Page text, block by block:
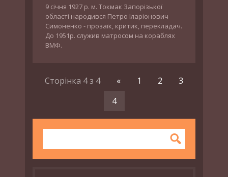
9 січня 1927 р. м. Токмак Запорізької
області народився Петро Іларіонович
Симоненко - прозаїк, критик, перекладач.
До 1951р. служив матросом на кораблях
ВМФ.
Сторінка 4 з 4 « 1 2
3
4